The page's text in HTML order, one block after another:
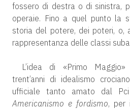
fossero di destra o di sinistra,
operaie. Fino a quel punto la
storia del potere, dei poteri, o,
rappresentanza delle classi
L’idea di «Primo
trent’anni di idealismo
ufficiale tanto amato dal
Americanismo e fordismo, per